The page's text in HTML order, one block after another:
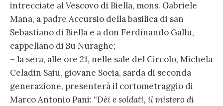
intrecciate al Vescovo di Biella, mons. Gabriele
Mana, a padre Accursio della basilica di san
Sebastiano di Biella e a don Ferdinando Gallu,
cappellano di Su Nuraghe;
– la sera, alle ore 21, nelle sale del Circolo, Michela
Celadin Saiu, giovane Socia, sarda di seconda
generazione, presenterà il cortometraggio di
Marco Antonio Pani: “Dèi e soldati, il mistero di